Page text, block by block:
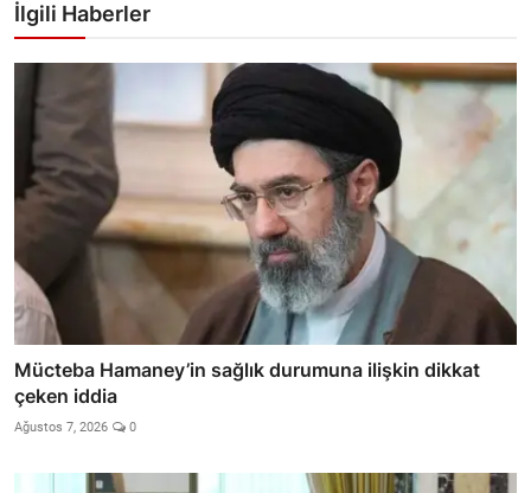
İlgili Haberler
Mücteba Hamaney’in sağlık durumuna ilişkin dikkat
çeken iddia
Ağustos 7, 2026 0